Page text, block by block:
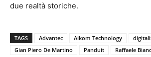
due realtà storiche.
TAGS Advantec Aikom Technology
Gian Piero De Martino
Panduit
Raffaele